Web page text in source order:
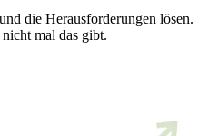
die Herausforderungen lösen.
mal das gibt.